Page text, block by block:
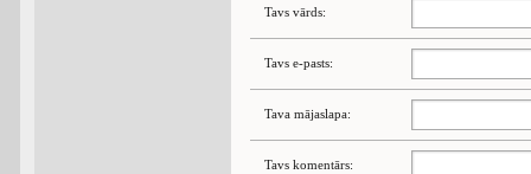
Tavs vārds:
Tavs e-pasts:
Tava mājaslapa:
Tavs komentārs: